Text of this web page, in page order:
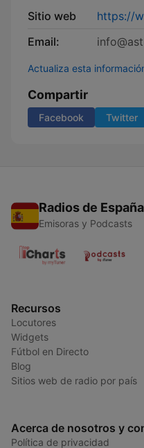
Sitio web
https://
Email:
Actualiza esta
Compartir
Facebook Twitter
Radios de España
Emisoras y Podcasts
Recursos
Locutores
Widgets
Fútbol en Directo
Blog
Sitios web de radio por país
Acerca de nosotros y
Política de privacidad